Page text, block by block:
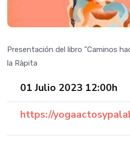
Presentación del libro "Caminos
la Ràpita
01 Julio 2023 12:00h
https://